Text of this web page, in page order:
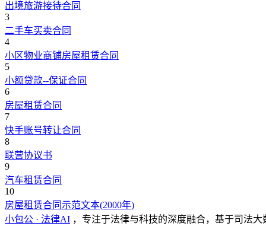
出境旅游接待合同
3
二手车买卖合同
4
小区物业商铺房屋租赁合同
5
小额贷款--保证合同
6
房屋租赁合同
7
快手账号转让合同
8
联营协议书
9
汽车租赁合同
10
房屋租赁合同示范文本(2000年)
小包公 · 法律AI ，专注于法律与科技的深度融合，基于司法